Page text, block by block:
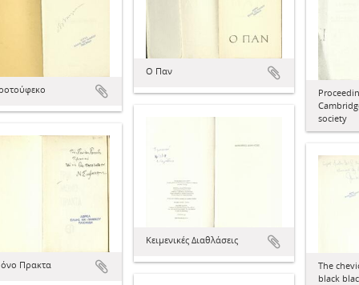
society
Ο Παν
Κειμενικές Διαθλάσεις
Πρακτα
The
black